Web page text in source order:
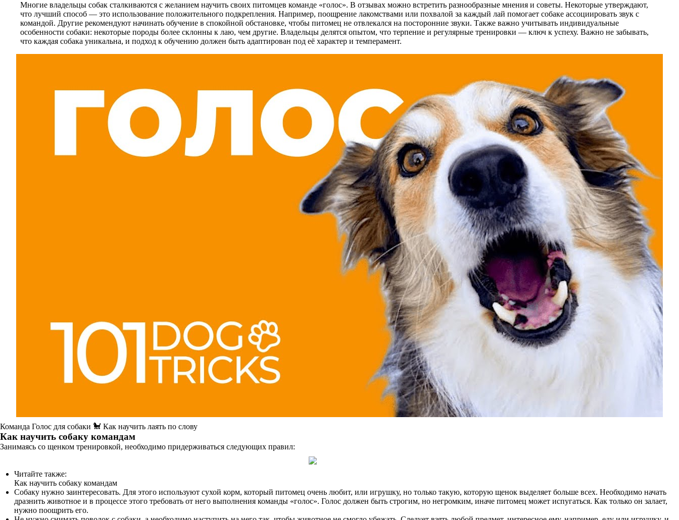
Многие владельцы собак сталкиваются с желанием научить своих питомцев команде «голос». В отзывах можно встретить разнообразные мнения и советы. Некоторые утверждают,
что лучший способ — это использование положительного подкрепления. Например, поощрение лакомствами или похвалой за каждый лай помогает собаке ассоциировать звук с
командой. Другие рекомендуют начинать обучение в спокойной обстановке, чтобы питомец не отвлекался на посторонние звуки. Также важно учитывать индивидуальные
особенности собаки: некоторые породы более склонны к лаю, чем другие. Владельцы делятся опытом, что терпение и регулярные тренировки — ключ к успеху. Важно не забывать,
что каждая собака уникальна, и подход к обучению должен быть адаптирован под её характер и темперамент.
Команда Голос для собаки 🐩 Как научить лаять по слову
Как научить собаку командам
Занимаясь со щенком тренировкой, необходимо придерживаться следующих правил:
Читайте также:
Как научить собаку командам
Собаку нужно заинтересовать. Для этого используют сухой корм, который питомец очень любит, или игрушку, но только такую, которую щенок выделяет больше всех. Необходимо начать
дразнить животное и в процессе этого требовать от него выполнения команды «голос». Голос должен быть строгим, но негромким, иначе питомец может испугаться. Как только он залает,
нужно поощрить его.